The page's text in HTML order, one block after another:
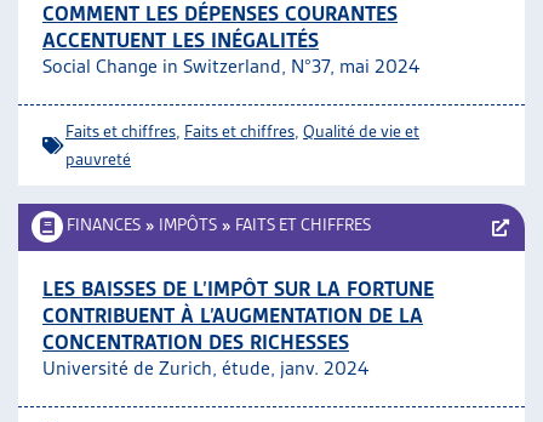
COMMENT LES DÉPENSES COURANTES
ACCENTUENT LES INÉGALITÉS
Social Change in Switzerland, N°37, mai 2024
Faits et chiffres Faits et chiffres Qualité de vie et
pauvreté
FINANCES » IMPÔTS » FAITS ET CHIFFRES
LES BAISSES DE L’IMPÔT SUR LA FORTUNE
CONTRIBUENT À L’AUGMENTATION DE LA
CONCENTRATION DES RICHESSES
Université de Zurich, étude, janv. 2024